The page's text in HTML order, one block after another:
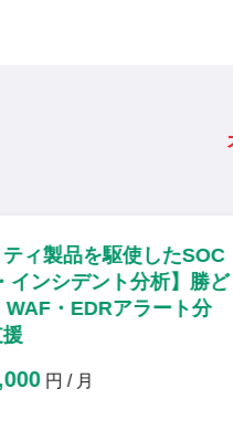
【Google Sec Ops
業向けセキュリテ
町／最新セキュリ
～